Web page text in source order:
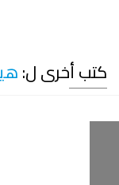
كتب أخرى ل: